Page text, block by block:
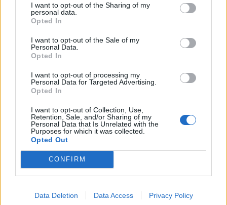
I want to opt-out of the Sharing of my
personal data.
Opted In
I want to opt-out of the Sale of my
Personal Data.
Opted In
I want to opt-out of processing my
Personal Data for Targeted Advertising.
Opted In
I want to opt-out of Collection, Use,
Retention, Sale, and/or Sharing of my
Personal Data that Is Unrelated with the
Purposes for which it was collected.
Opted Out
CONFIRM
Data Deletion Data Access Privacy Policy
5 mascaras κάτω από 15 ευρώ για βλεφαρίδες σαν
ψεύτικες